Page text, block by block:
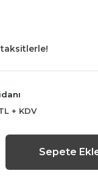
+ KDV
Sepete